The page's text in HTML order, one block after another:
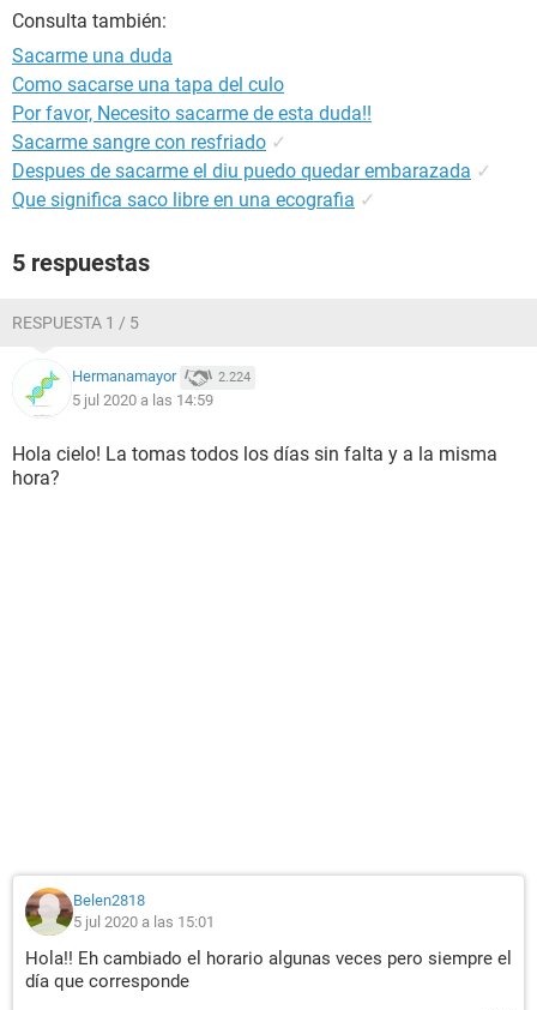
Consulta también:
Sacarme una duda
Como sacarse una tapa del culo
Por favor, Necesito sacarme de esta duda!!
Sacarme sangre con resfriado ✓
Despues de sacarme el diu puedo quedar embarazada ✓
Que significa saco libre en una ecografia ✓
5 respuestas
RESPUESTA 1 / 5
Hermanamayor 2.224
5 jul 2020 a las 14:59
Hola cielo! La tomas todos los días sin falta y a la misma
hora?
Belen2818
5 jul 2020 a las 15:01
Hola!! Eh cambiado el horario algunas veces pero siempre el
día que corresponde